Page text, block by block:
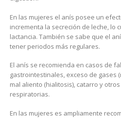
En las mujeres el anís posee un
incrementa la secreción de leche, lo
lactancia. También se sabe que el
tener periodos más regulares.
El anís se recomienda en casos de
gastrointestinales, exceso de gases
mal aliento (hialitosis), catarro y
respiratorias.
En las mujeres es ampliamente